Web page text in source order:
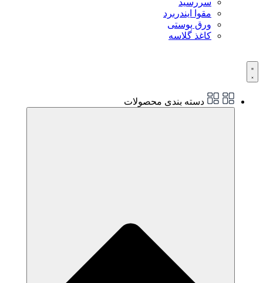
سررسید
مقوا ایندربرد
ورق پوستی
کاغذ گلاسه
دسته بندی محصولات